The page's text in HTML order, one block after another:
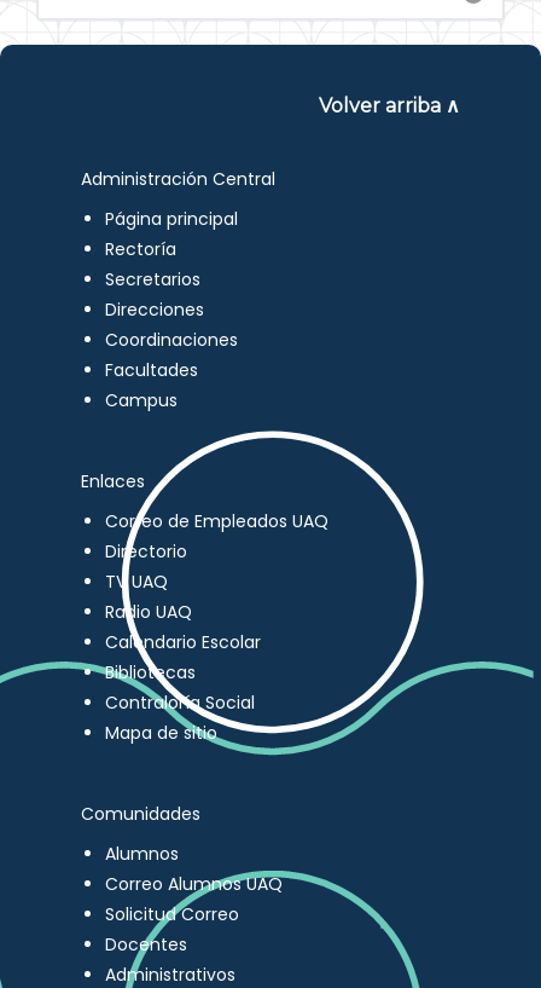
Volver arriba ∧
Administración Central
Página principal
Rectoría
Secretarios
Direcciones
Coordinaciones
Facultades
Campus
Enlaces
Correo de Empleados UAQ
Directorio
TV UAQ
Radio UAQ
Calendario Escolar
Bibliotecas
Contraloría Social
Mapa de sitio
Comunidades
Alumnos
Correo Alumnos UAQ
Solicitud Correo
Docentes
Administrativos